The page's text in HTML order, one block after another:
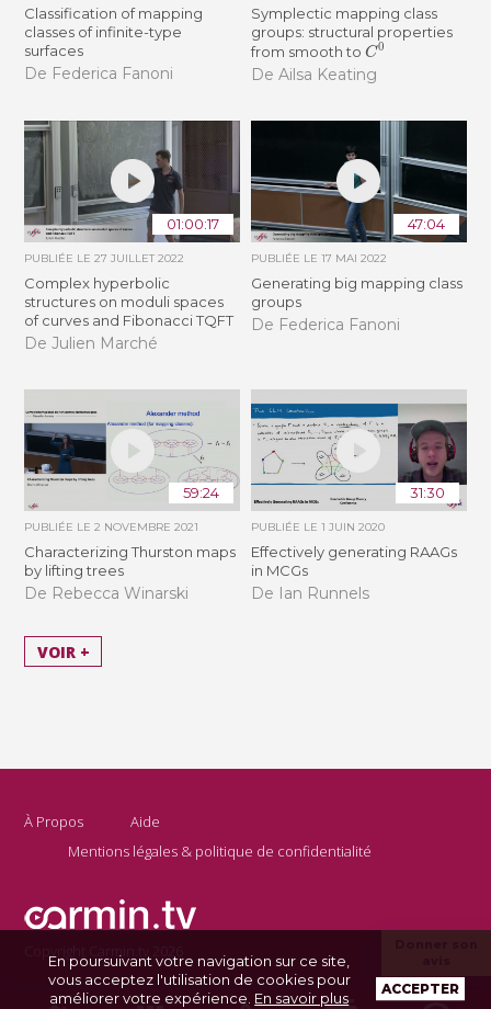
Classification of mapping
classes of infinite-type
surfaces
De Federica Fanoni
Symplectic mapping class
groups: structural properties
from smooth to C0
De Ailsa Keating
01:00:17
PUBLIÉE LE27 JUILLET 2022
Complex hyperbolic
structures on moduli spaces
of curves and Fibonacci TQFT
De Julien Marché
47:04
PUBLIÉE LE 17 MAI 2022
Generating big mapping class
groups
De Federica Fanoni
59:24
PUBLIÉE LE2 NOVEMBRE 2021
Characterizing Thurston maps
by lifting trees
De Rebecca Winarski
31:30
PUBLIÉE LE 1 JUIN 2020
Effectively generating RAAGs
in MCGs
De Ian Runnels
VOIR +
À Propos
Aide
Mentions légales & politique de confidentialité
Copyright Carmin.tv 2026
En poursuivant votre navigation sur ce site,
vous acceptez l'utilisation de cookies pour
améliorer votre expérience. En savoir plus
ACCEPTER